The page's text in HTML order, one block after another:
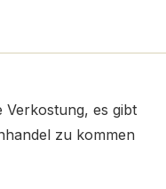
Verkostung, es gibt
zu kommen